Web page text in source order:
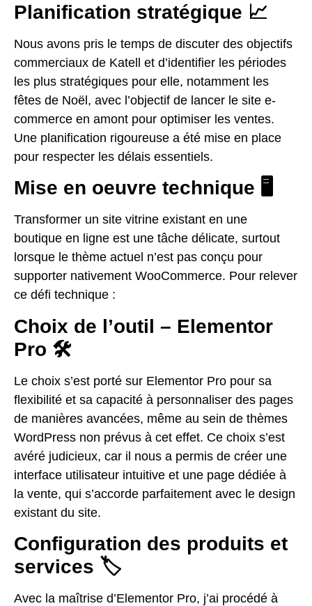
Planification stratégique 📈
Nous avons pris le temps de discuter des objectifs
commerciaux de Katell et d’identifier les périodes
les plus stratégiques pour elle, notamment les
fêtes de Noël, avec l’objectif de lancer le site e-
commerce en amont pour optimiser les ventes.
Une planification rigoureuse a été mise en place
pour respecter les délais essentiels.
Mise en oeuvre technique 🖥️
Transformer un site vitrine existant en une
boutique en ligne est une tâche délicate, surtout
lorsque le thème actuel n’est pas conçu pour
supporter nativement WooCommerce. Pour relever
ce défi technique :
Choix de l’outil – Elementor
Pro 🛠️
Le choix s’est porté sur Elementor Pro pour sa
flexibilité et sa capacité à personnaliser des pages
de manières avancées, même au sein de thèmes
WordPress non prévus à cet effet. Ce choix s’est
avéré judicieux, car il nous a permis de créer une
interface utilisateur intuitive et une page dédiée à
la vente, qui s’accorde parfaitement avec le design
existant du site.
Configuration des produits et
services 🏷️
Avec la maîtrise d’Elementor Pro, j’ai procédé à